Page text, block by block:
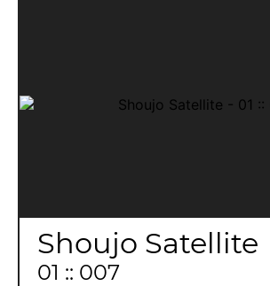
Shoujo Satellite
01 :: 007